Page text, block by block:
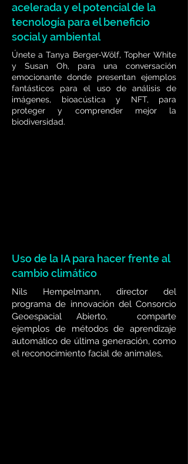
acelerada y el potencial de la
tecnología para el beneficio
social y ambiental
Únete a Tanya Berger-Wölf, Topher White
y Susan Oh, para una conversación
emocionante donde presentan ejemplos
fantásticos para el uso de análisis de
imágenes, bioacústica y NFT, para
proteger y comprender mejor la
biodiversidad.
Uso de la IA para hacer frente al
cambio climático
Nils Hempelmann, director del
programa de innovación del Consorcio
Geoespacial Abierto, comparte
ejemplos de métodos de aprendizaje
automático de última generación, como
el reconocimiento facial de animales,